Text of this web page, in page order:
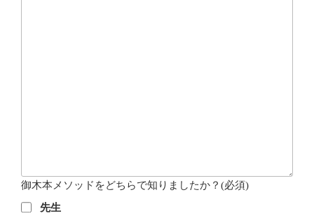
御木本メソッドをどちらで知りましたか？ (必須)
先生